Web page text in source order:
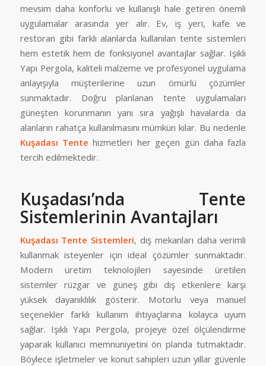
mevsim daha konforlu ve kullanışlı hale getiren önemli
uygulamalar arasında yer alır. Ev, iş yeri, kafe ve
restoran gibi farklı alanlarda kullanılan tente sistemleri
hem estetik hem de fonksiyonel avantajlar sağlar. Işıklı
Yapı Pergola, kaliteli malzeme ve profesyonel uygulama
anlayışıyla müşterilerine uzun ömürlü çözümler
sunmaktadır. Doğru planlanan tente uygulamaları
güneşten korunmanın yanı sıra yağışlı havalarda da
alanların rahatça kullanılmasını mümkün kılar. Bu nedenle
Kuşadası Tente hizmetleri her geçen gün daha fazla
tercih edilmektedir.
Kuşadası’nda Tente
Sistemlerinin Avantajları
Kuşadası Tente Sistemleri, dış mekanları daha verimli
kullanmak isteyenler için ideal çözümler sunmaktadır.
Modern üretim teknolojileri sayesinde üretilen
sistemler rüzgar ve güneş gibi dış etkenlere karşı
yüksek dayanıklılık gösterir. Motorlu veya manuel
seçenekler farklı kullanım ihtiyaçlarına kolayca uyum
sağlar. Işıklı Yapı Pergola, projeye özel ölçülendirme
yaparak kullanıcı memnuniyetini ön planda tutmaktadır.
Böylece işletmeler ve konut sahipleri uzun yıllar güvenle